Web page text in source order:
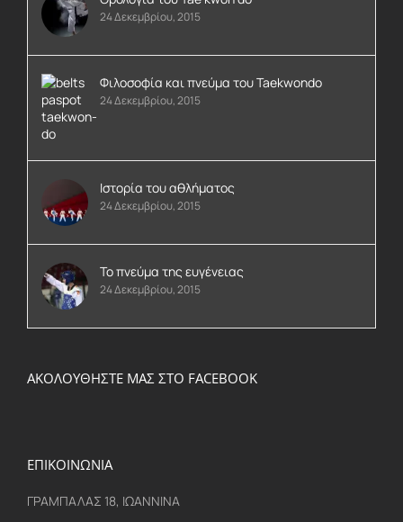
24 Δεκεμβρίου, 2015
Φιλοσοφία και πνεύμα του Taekwondo
24 Δεκεμβρίου, 2015
Ιστορία του αθλήματος
24 Δεκεμβρίου, 2015
Το πνεύμα της ευγένειας
24 Δεκεμβρίου, 2015
ΑΚΟΛΟΥΘΗΣΤΕ ΜΑΣ ΣΤΟ FACEBOOK
ΕΠΙΚΟΙΝΩΝΙΑ
ΓΡΑΜΠΑΛΑΣ 18, ΙΩΑΝΝΙΝΑ